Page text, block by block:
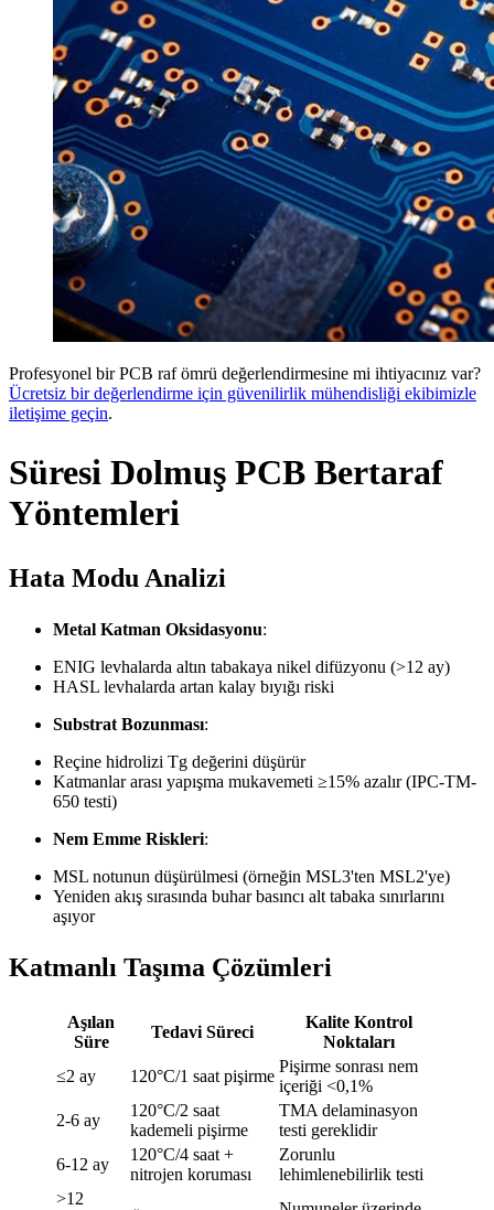
Profesyonel bir PCB raf ömrü değerlendirmesine mi ihtiyacınız var?
Ücretsiz bir değerlendirme için güvenilirlik mühendisliği ekibimizle
iletişime geçin.
Süresi Dolmuş PCB Bertaraf
Yöntemleri
Hata Modu Analizi
Metal Katman Oksidasyonu:
ENIG levhalarda altın tabakaya nikel difüzyonu (>12 ay)
HASL levhalarda artan kalay bıyığı riski
Substrat Bozunması:
Reçine hidrolizi Tg değerini düşürür
Katmanlar arası yapışma mukavemeti ≥15% azalır (IPC-TM-
650 testi)
Nem Emme Riskleri:
MSL notunun düşürülmesi (örneğin MSL3'ten MSL2'ye)
Yeniden akış sırasında buhar basıncı alt tabaka sınırlarını
aşıyor
Katmanlı Taşıma Çözümleri
Aşılan
Süre
Tedavi Süreci
Kalite Kontrol
Noktaları
≤2 ay
120°C/1 saat pişirme
Pişirme sonrası nem
içeriği <0,1%
2-6 ay
120°C/2 saat
kademeli pişirme
TMA delaminasyon
testi gereklidir
6-12 ay
120°C/4 saat +
nitrojen koruması
Zorunlu
lehimlenebilirlik testi
>12